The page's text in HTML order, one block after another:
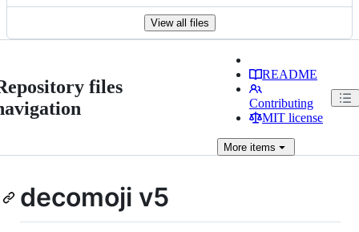
View all files
files
README
Contributing
MIT license
Moreitems
decomoji v5